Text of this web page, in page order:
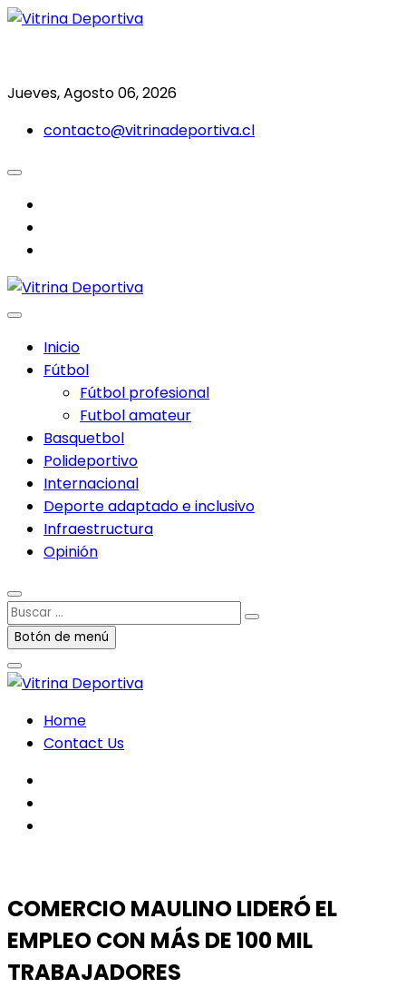
Saltar
Jueves, Agosto 06, 2026
contacto@vitrinadeportiva.cl
Inicio
Fútbol
Fútbol profesional
Futbol amateur
Basquetbol
Polideportivo
Internacional
Deporte adaptado e inclusivo
Infraestructura
Opinión
Buscar
…Botón de menú
Home
Contact Us
COMERCIO MAULINO LIDERÓ EL
EMPLEO CON MÁS DE 100 MIL
TRABAJADORES